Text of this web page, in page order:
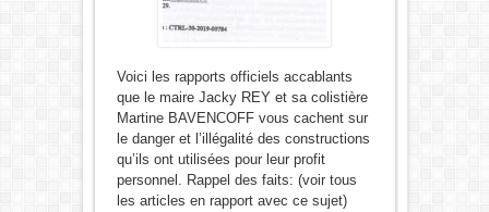
Voici les rapports officiels accablants
que le maire Jacky REY et sa colistière
Martine BAVENCOFF vous cachent sur
le danger et l’illégalité des constructions
qu’ils ont utilisées pour leur profit
personnel. Rappel des faits: (voir tous
les articles en rapport avec ce sujet)